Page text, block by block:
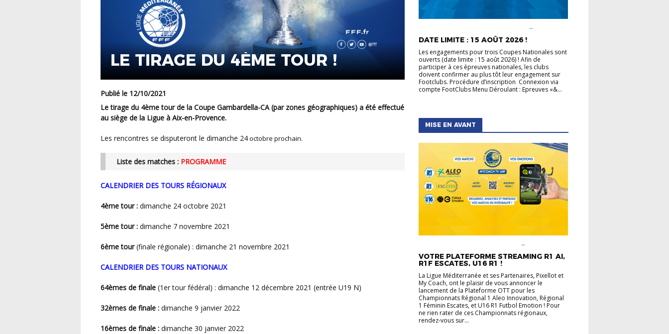
LE TIRAGE DU 4ÈME TOUR !
Publié le 12/10/2021
Le tirage du 4ème tour de la Coupe Gambardella-CA (par zones géographiques) a été effectué
au siège de la Ligue à Aix-en-Provence.
Les rencontres se disputeront le dimanche 24octobre prochain.
Liste des matches : PROGRAMME
CALENDRIER DES TOURS RÉGIONAUX
4ème tour : dimanche 24 octobre 2021
5ème tour : dimanche 7 novembre 2021
6ème tour(finale régionale) : dimanche 21 novembre 2021
CALENDRIER DES TOURS NATIONAUX
64èmes de finale (1er tour fédéral) : dimanche 12 décembre 2021 (entrée U19 N)
32èmes de finale : dimanche 9 janvier 2022
16èmes de finale : dimanche 30 janvier 2022
NATIONALES
DATE LIMITE : 15 AOÛT 2026 !
Les engagements pour trois Coupes Nationales sont
ouverts (date limite : 15 août 2026) ! Afin de
participer à ces épreuves nationales, les clubs
doivent confirmer au plus tôt leur engagement sur
Footclubs. Procédure d’inscription Connexion via
compte FootClubs Menu Déroulant : Epreuves «&...
MISE EN AVANT
VOTRE PLATEFORME STREAMING R1 AI,
R1F ESCATES, U16 R1 !
La Ligue Méditerranée et ses Partenaires, Pixellot et
My Coach, ont le plaisir de vous annoncer le
lancement de la Plateforme OTT pour les
Championnats Régional 1 Aleo Innovation, Régional
1 Féminin Escates, et U16 R1 Futbol Emotion ! Pour
ne rien rater de ces Championnats régionaux,
rendez-vous sur...